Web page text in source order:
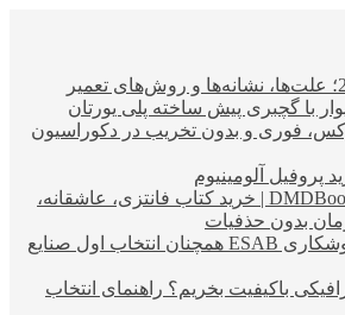
با گچبری پیش ساخته پلی یورتان
فوری و بدون تخریب در دکوراسیون
پروفیل آلومینیوم
فروشگاه کتاب DMDBook | خرید کتاب فانتزی، عاشقانه،
بدون حذفیات
چرا محصولات جوشکاری ESAB همچنان انتخاب اول صنایع
باکیفیت بخریم؟ راهنمای انتخاب